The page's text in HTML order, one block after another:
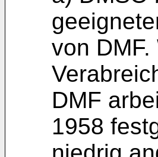
von
DMF
1958